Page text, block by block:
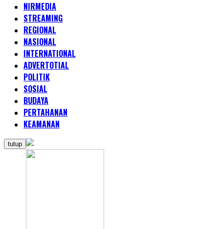
NIRMEDIA
STREAMING
REGIONAL
NASIONAL
INTERNATIONAL
ADVERTOTIAL
POLITIK
SOSIAL
BUDAYA
PERTAHANAN
KEAMANAN
tutup